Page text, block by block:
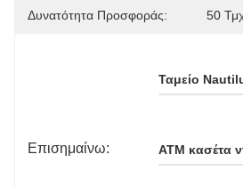
Δυνατότητα Προσφοράς: 50
Επισημαίνω:
Ταμείο
ΑΤΜ κασέτα